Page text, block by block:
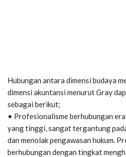
Hubungan antara dimensi budaya
dimensi akuntansi menurut Gray
sebagai berikut;
• Profesionalisme berhubungan
yang tinggi, sangat tergantung
dan menolak pengawasan hukum.
berhubungan dengan tingkat